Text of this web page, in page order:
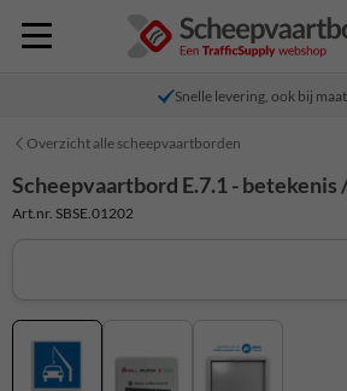
Snelle levering, ook bij
Overzicht alle scheepvaartborden
Scheepvaartbord E.7.1 -
Art.nr. SBSE.01202